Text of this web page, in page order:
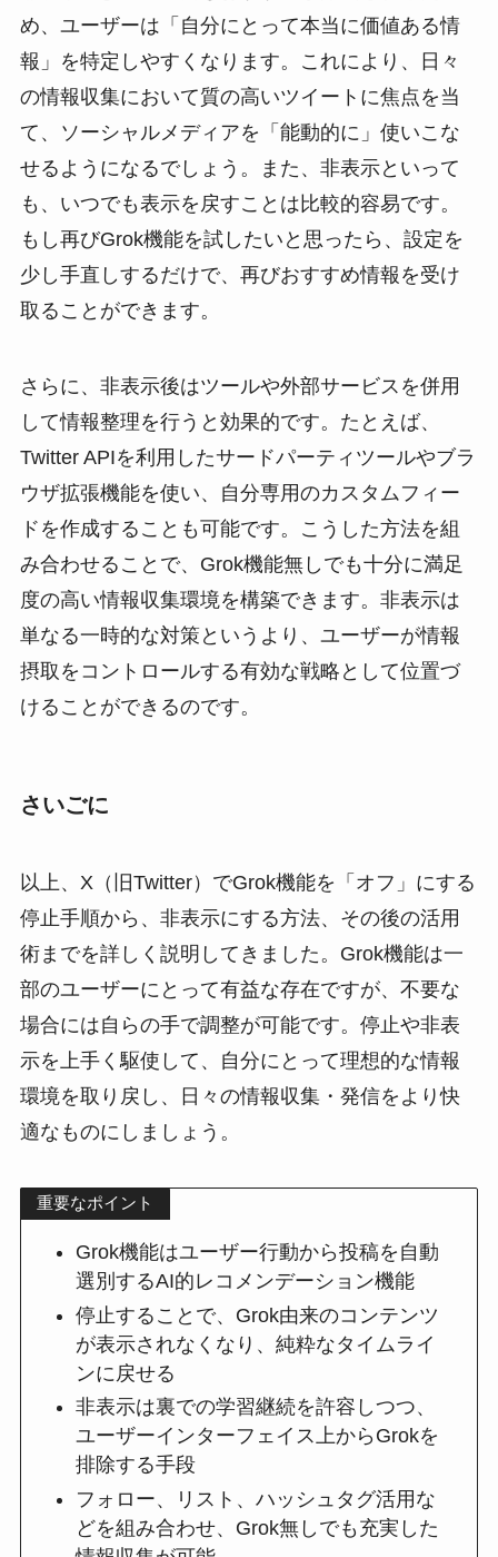
め、ユーザーは「自分にとって本当に価値ある情
報」を特定しやすくなります。これにより、日々
の情報収集において質の高いツイートに焦点を当
て、ソーシャルメディアを「能動的に」使いこな
せるようになるでしょう。また、非表示といって
も、いつでも表示を戻すことは比較的容易です。
もし再びGrok機能を試したいと思ったら、設定を
少し手直しするだけで、再びおすすめ情報を受け
取ることができます。
さらに、非表示後はツールや外部サービスを併用
して情報整理を行うと効果的です。たとえば、
Twitter APIを利用したサードパーティツールやブラ
ウザ拡張機能を使い、自分専用のカスタムフィー
ドを作成することも可能です。こうした方法を組
み合わせることで、Grok機能無しでも十分に満足
度の高い情報収集環境を構築できます。非表示は
単なる一時的な対策というより、ユーザーが情報
摂取をコントロールする有効な戦略として位置づ
けることができるのです。
さいごに
以上、X（旧Twitter）でGrok機能を「オフ」にする
停止手順から、非表示にする方法、その後の活用
術までを詳しく説明してきました。Grok機能は一
部のユーザーにとって有益な存在ですが、不要な
場合には自らの手で調整が可能です。停止や非表
示を上手く駆使して、自分にとって理想的な情報
環境を取り戻し、日々の情報収集・発信をより快
適なものにしましょう。
重要なポイント
Grok機能はユーザー行動から投稿を自動
選別するAI的レコメンデーション機能
停止することで、Grok由来のコンテンツ
が表示されなくなり、純粋なタイムライ
ンに戻せる
非表示は裏での学習継続を許容しつつ、
ユーザーインターフェイス上からGrokを
排除する手段
フォロー、リスト、ハッシュタグ活用な
どを組み合わせ、Grok無しでも充実した